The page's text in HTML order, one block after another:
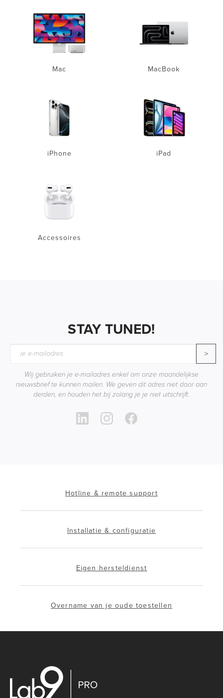
Mac MacBook
iPhone iPad
Accessoires
STAY TUNED!
>
Wij gebruiken je e-mailadres enkel om onze maandelijkse
nieuwsbrief te kunnen mailen. We geven dit adres niet door aan
derden, en houden het bij zolang je je niet uitschrijft.
Hotline & remote support
Installatie & configuratie
Eigen hersteldienst
Overname van je oude toestellen